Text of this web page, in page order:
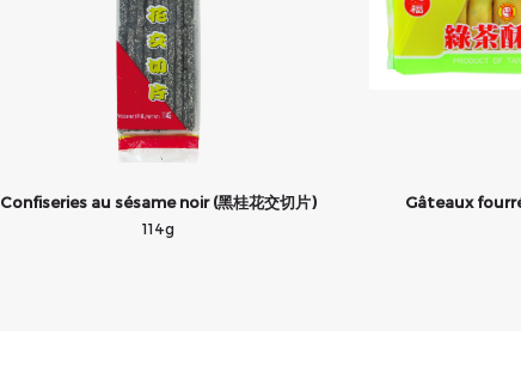
Confiseries au sésame noir (黑桂花交切片)
114g
Gâteaux